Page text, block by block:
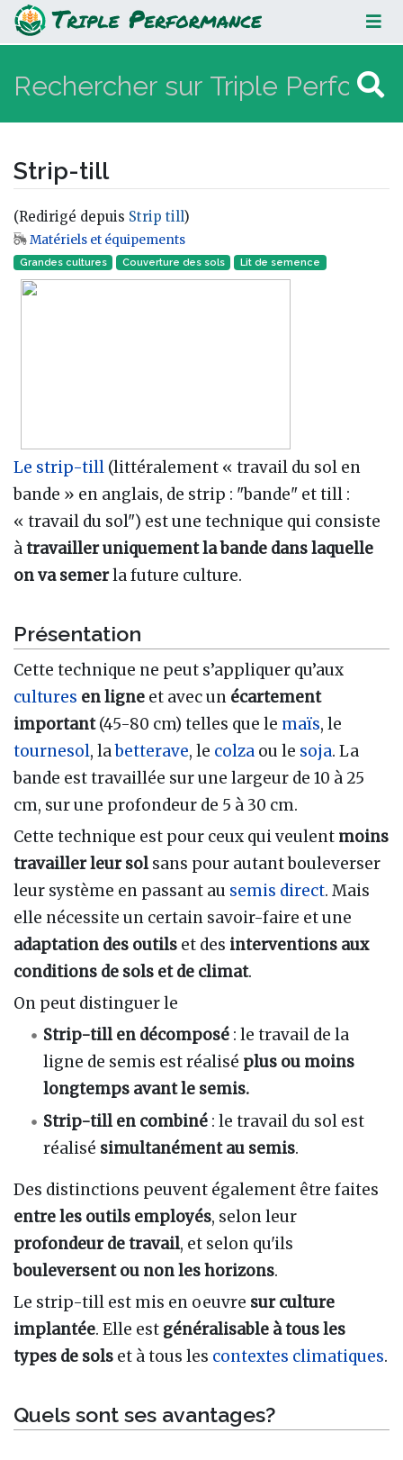
Strip-till
Strip-till
(Redirigé depuis Strip till)
Aller à :navigation,rechercher
Matériels et équipements
Grandes cultures Couverture des sols Lit de semence
Le strip-till (littéralement « travail du sol en
bande » en anglais, de strip : "bande" et till :
« travail du sol") est une technique qui consiste
àtravailler uniquement la bande dans laquelle
on va semerla future culture.
Présentation
Cette technique ne peut s’appliquer qu’aux
cultures en ligne et avec un écartement
important(45-80 cm) telles que le maïs, le
tournesol, labetterave, le colza ou le soja. La
bande est travaillée sur une largeur de 10 à 25
cm, sur une profondeur de 5 à 30 cm.
Cette technique est pour ceux qui veulent moins
travailler leur solsans pour autant bouleverser
leur système en passant au semis direct. Mais
elle nécessite un certain savoir-faire et une
adaptation des outils et des interventions aux
conditions de sols et de climat.
On peut distinguer le
Strip-till en décomposé : le travail de la
ligne de semis est réalisé plus ou moins
longtemps avant le semis.
Strip-till en combiné : le travail du sol est
réalisé simultanément au semis.
Des distinctions peuvent également être faites
entre les outils employés, selon leur
profondeur de travail, et selon qu'ils
bouleversent ou non les horizons.
Le strip-till est mis en oeuvre sur culture
implantée. Elle est généralisable à tous les
types de sols et à tous les contextes climatiques.
Quels sont ses avantages?